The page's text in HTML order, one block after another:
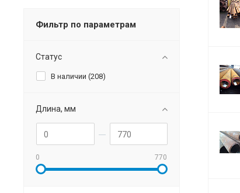
Фильтр по параметрам
Статус
В наличии (208)
Длина, мм
0 770